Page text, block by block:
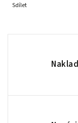
Sdílet